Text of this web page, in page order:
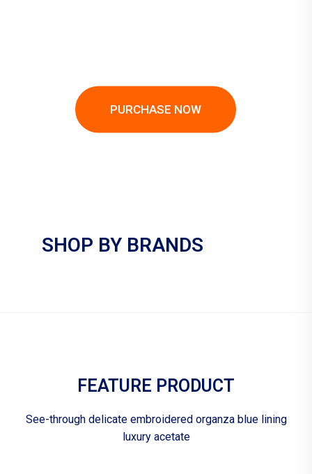
PURCHASE NOW
SHOP BY BRANDS
FEATURE PRODUCT
See-through delicate embroidered organza blue lining
luxury acetate